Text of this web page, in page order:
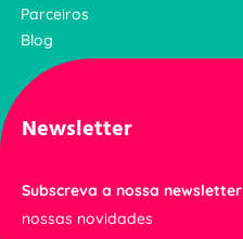
Parceiros
Blog
Newsletter
Subscreva a nossa newsletter
nossas novidades